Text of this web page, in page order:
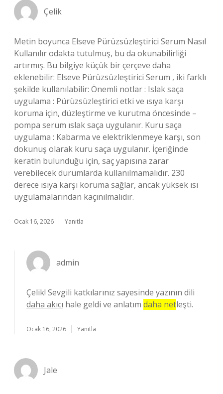
Çelik
Metin boyunca Elseve Pürüzsüzleştirici Serum Nasıl
Kullanılır odakta tutulmuş, bu da okunabilirliği
artırmış. Bu bilgiye küçük bir çerçeve daha
eklenebilir: Elseve Pürüzsüzleştirici Serum , iki farklı
şekilde kullanılabilir: Önemli notlar : Islak saça
uygulama : Pürüzsüzleştirici etki ve ısıya karşı
koruma için, düzleştirme ve kurutma öncesinde –
pompa serum ıslak saça uygulanır. Kuru saça
uygulama : Kabarma ve elektriklenmeye karşı, son
dokunuş olarak kuru saça uygulanır. İçeriğinde
keratin bulunduğu için, saç yapısına zarar
verebilecek durumlarda kullanılmamalıdır. 230
derece ısıya karşı koruma sağlar, ancak yüksek ısı
uygulamalarından kaçınılmalıdır.
Ocak 16, 2026 Yanıtla
admin
Çelik! Sevgili katkılarınız sayesinde yazının dili
daha akıcı hale geldi ve anlatım daha netleşti.
Ocak 16, 2026 Yanıtla
Jale